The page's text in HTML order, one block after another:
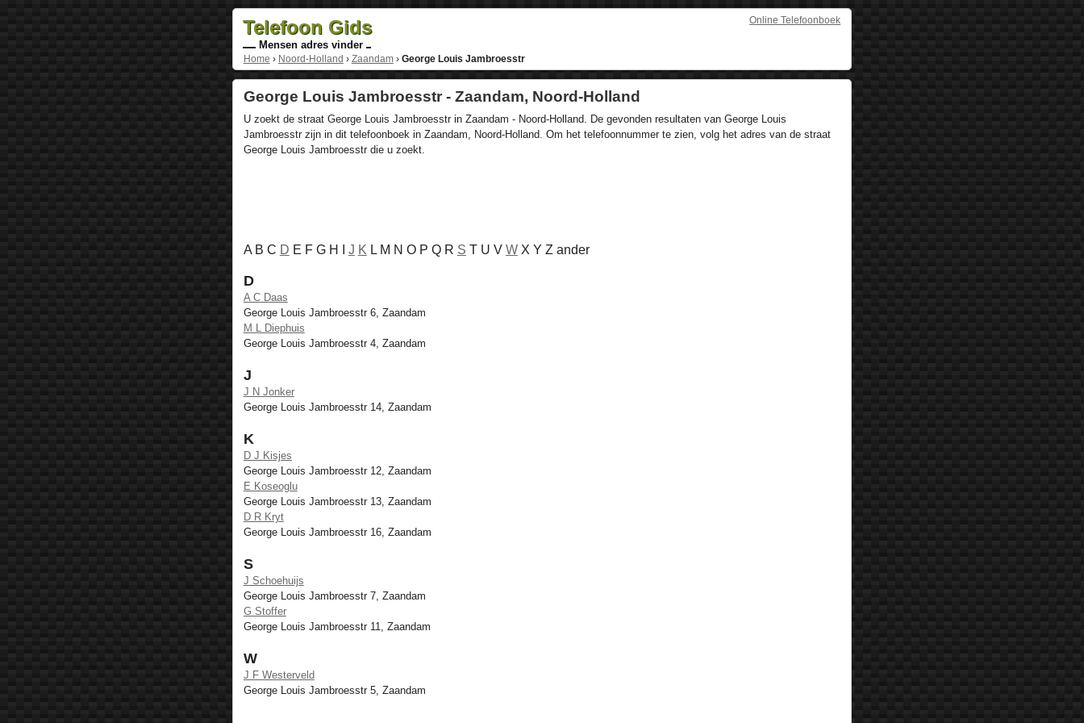
Online Telefoonboek
Telefoon Gids
Mensen adres vinder
Home › Noord-Holland › Zaandam› George Louis Jambroesstr
George Louis Jambroesstr - Zaandam, Noord-Holland
U zoekt de straat George Louis Jambroesstr in Zaandam - Noord-Holland. De gevonden resultaten van George Louis
Jambroesstr zijn in dit telefoonboek in Zaandam, Noord-Holland. Om het telefoonnummer te zien, volg het adres van de straat
George Louis Jambroesstr die u zoekt.
A B C D E F G H I J KL M N O P Q R S T U V WX Y Z ander
D
A C Daas
George Louis Jambroesstr 6, Zaandam
M L Diephuis
George Louis Jambroesstr 4, Zaandam
J
J N Jonker
George Louis Jambroesstr 14, Zaandam
K
D J Kisjes
George Louis Jambroesstr 12, Zaandam
E Koseoglu
George Louis Jambroesstr 13, Zaandam
D R Kryt
George Louis Jambroesstr 16, Zaandam
S
J Schoehuijs
George Louis Jambroesstr 7, Zaandam
G Stoffer
George Louis Jambroesstr 11, Zaandam
W
J F Westerveld
George Louis Jambroesstr 5, Zaandam